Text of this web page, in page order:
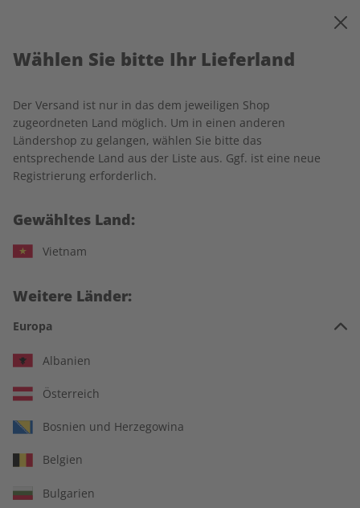
Startseite Deutsch perfekt Produkte
Produkte
17 Artikel
Filter
Übungsheft – Jahrgang
Wählen Sie bitte Ihr Lieferland
Der Versand ist nur in das dem jeweiligen Shop
zugeordneten Land möglich. Um in einen anderen
Ländershop zu gelangen, wählen Sie bitte das
entsprechende Land aus der Liste aus. Ggf. ist eine neue
Registrierung erforderlich.
Gewähltes Land:
Vietnam
Weitere Länder:
Europa
Albanien
Österreich
Bosnien und Herzegowina
Belgien
Bulgarien